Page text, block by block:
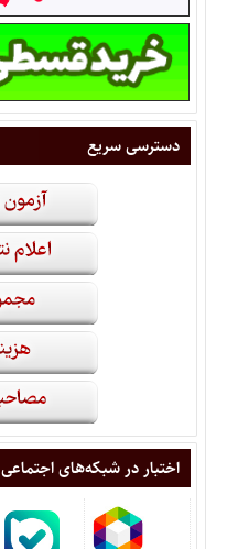
دسترسی سریع
اختبار در شبکه‌های اجتماعی